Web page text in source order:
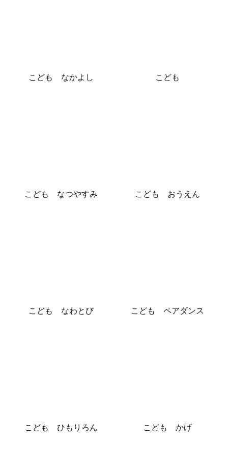
こども なかよし こども
こども なつやすみ こども おうえん
こども なわとび こども ペアダンス
こども ひもりろん こども かげ